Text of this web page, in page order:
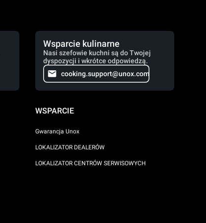
Wsparcie kulinarne
Nasi szefowie kuchni są do Twojej
dyspozycji i wkrótce odpowiedzą.
cooking.support@unox.com
WSPARCIE
Gwarancja Unox
LOKALIZATOR DEALERÓW
LOKALIZATOR CENTRÓW SERWISOWYCH